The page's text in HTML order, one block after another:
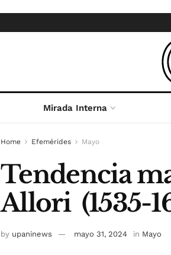
Mirada Interna
Home Efemérides Mayo
Tendencia
Allori (1535-
by upaninews mayo 31, 2024 in Mayo